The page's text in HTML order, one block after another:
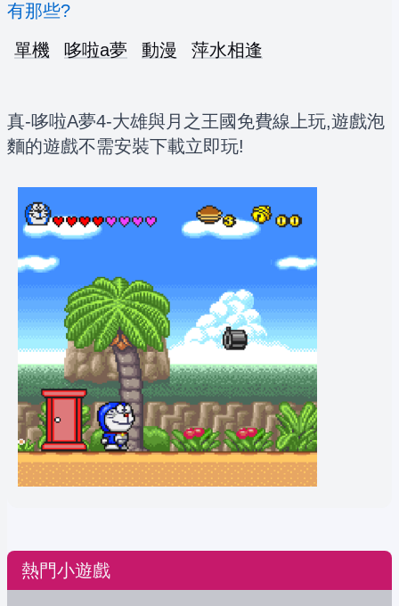
有那些?
單機
哆啦a夢 動漫 萍水相逢
真-哆啦A夢4-大雄與月之王國免費線上玩,遊戲泡
麵的遊戲不需安裝下載立即玩!
熱門小遊戲